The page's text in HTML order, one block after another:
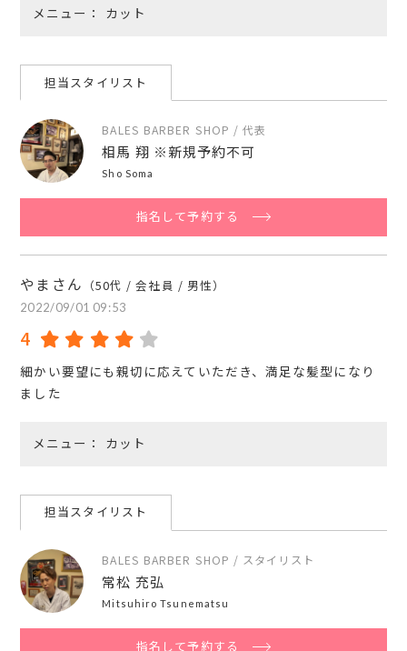
メニュー カット
担当スタイリスト
BALES BARBER SHOP / 代表
相馬 翔 ※新規予約不可
Sho Soma
指名して予約する
やまさん （50代 / 会社員 / 男性）
2022/09/01 09:53
4
細かい要望にも親切に応えていただき、満足な髪型になり
ました
メニュー カット
担当スタイリスト
BALES BARBER SHOP / スタイリスト
常松 充弘
Mitsuhiro Tsunematsu
指名して予約する